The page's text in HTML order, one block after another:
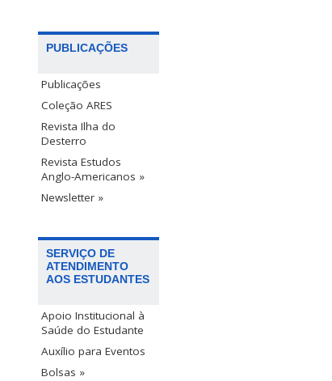
PUBLICAÇÕES
Publicações
Coleção ARES
Revista Ilha do
Desterro
Revista Estudos
Anglo-Americanos »
Newsletter »
SERVIÇO DE
ATENDIMENTO
AOS ESTUDANTES
Apoio Institucional à
Saúde do Estudante
Auxílio para Eventos
Bolsas »